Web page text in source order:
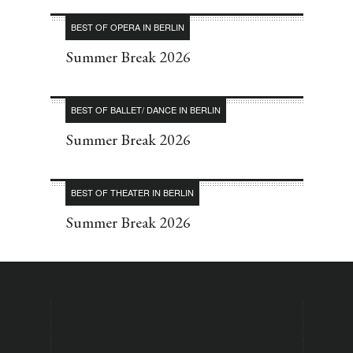
BEST OF OPERA IN BERLIN
Summer Break 2026
BEST OF BALLET/ DANCE IN BERLIN
Summer Break 2026
BEST OF THEATER IN BERLIN
Summer Break 2026